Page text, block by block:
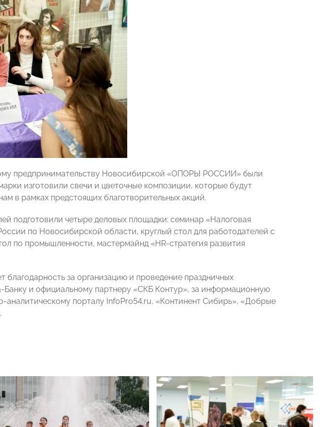
предпринимательству Новосибирской «ОПОРЫ РОССИИ» были
изготовили свечи и цветочные композиции, которые будут
в рамках предстоящих благотворительных акций.
подготовили четыре деловых площадки: семинар «Налоговая
по Новосибирской области, круглый стол для работодателей с
по промышленности, мастермайнд «HR-стратегия развития
за организацию и проведение праздничных
Банку и официальному партнеру «СКБ Контур», за информационную
порталу InfoPro54.ru, «Континент Сибирь», «Добрые